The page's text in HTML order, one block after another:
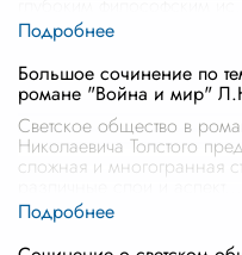
Большое сочинение по
романе "Война и мир"
Светское общество в
Николаевича Толстого
сложная и многогранная